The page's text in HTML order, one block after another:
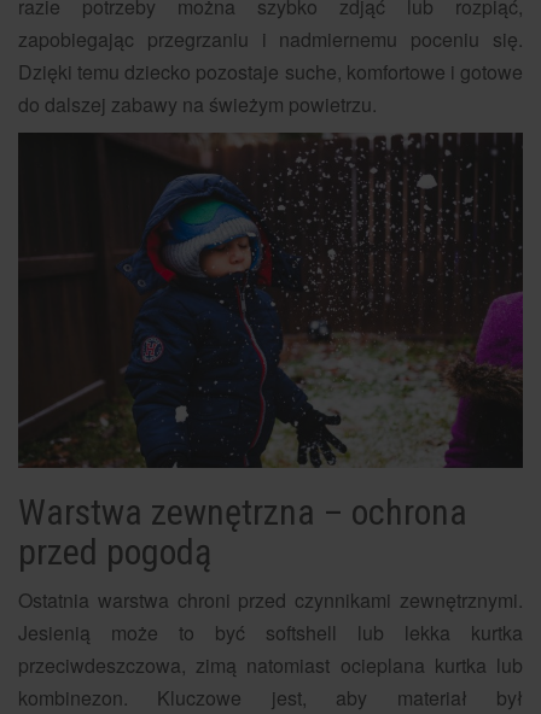
razie potrzeby można szybko zdjąć lub rozpiąć,
zapobiegając przegrzaniu i nadmiernemu poceniu się.
Dzięki temu dziecko pozostaje suche, komfortowe i gotowe
do dalszej zabawy na świeżym powietrzu.
Warstwa zewnętrzna – ochrona
przed pogodą
Ostatnia warstwa chroni przed czynnikami zewnętrznymi.
Jesienią może to być softshell lub lekka kurtka
przeciwdeszczowa, zimą natomiast ocieplana kurtka lub
kombinezon. Kluczowe jest, aby materiał był